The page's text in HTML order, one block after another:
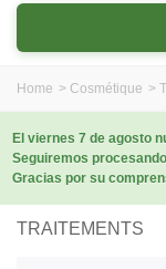
Home > Cosmétique >
El viernes 7 de agosto
Seguiremos
Gracias por su
TRAITEMENTS